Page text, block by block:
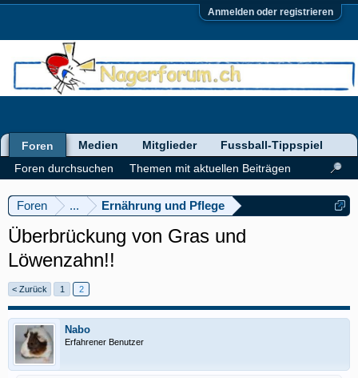
Anmelden oder registrieren
Foren ... Ernährung und Pflege
Überbrückung von Gras und
Löwenzahn!!
< Zurück 1 2
Nabo
Erfahrener Benutzer
Foren
Foren durchsuchen
Themen mit aktuellen Beiträgen
Medien Mitglieder Fussball-Tippspiel